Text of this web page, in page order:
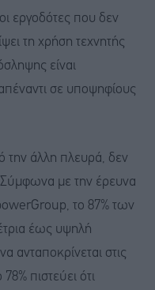
εργοδότες που δεν
τη χρήση τεχνητής
είναι
σε υποψηφίους
την άλλη πλευρά, δεν
με την έρευνα
το 87% των
έως υψηλή
ανταποκρίνεται στις
πιστεύει ότι